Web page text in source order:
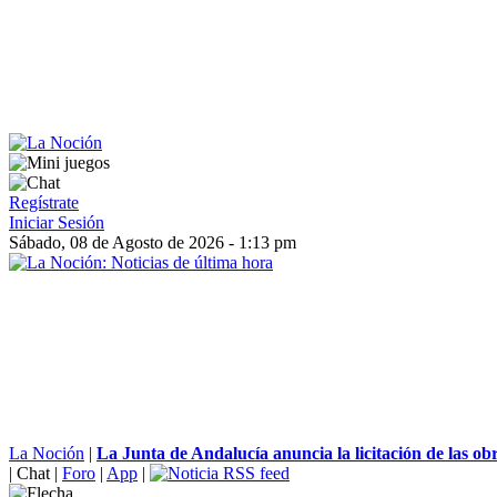
Regístrate
Iniciar Sesión
Sábado, 08 de Agosto de 2026 - 1:13 pm
La Noción | La Junta de Andalucía anuncia la licitación de las
| Chat | Foro | App |